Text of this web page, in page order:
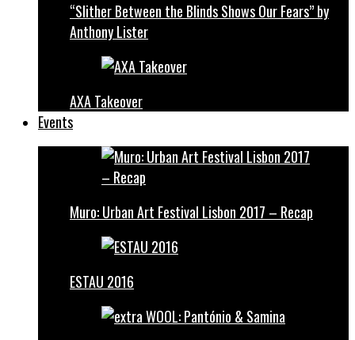
“Slither Between the Blinds Shows Our Fears” by
Anthony Lister
AXA Takeover
Events
Muro: Urban Art Festival Lisbon 2017 – Recap
ESTAU 2016